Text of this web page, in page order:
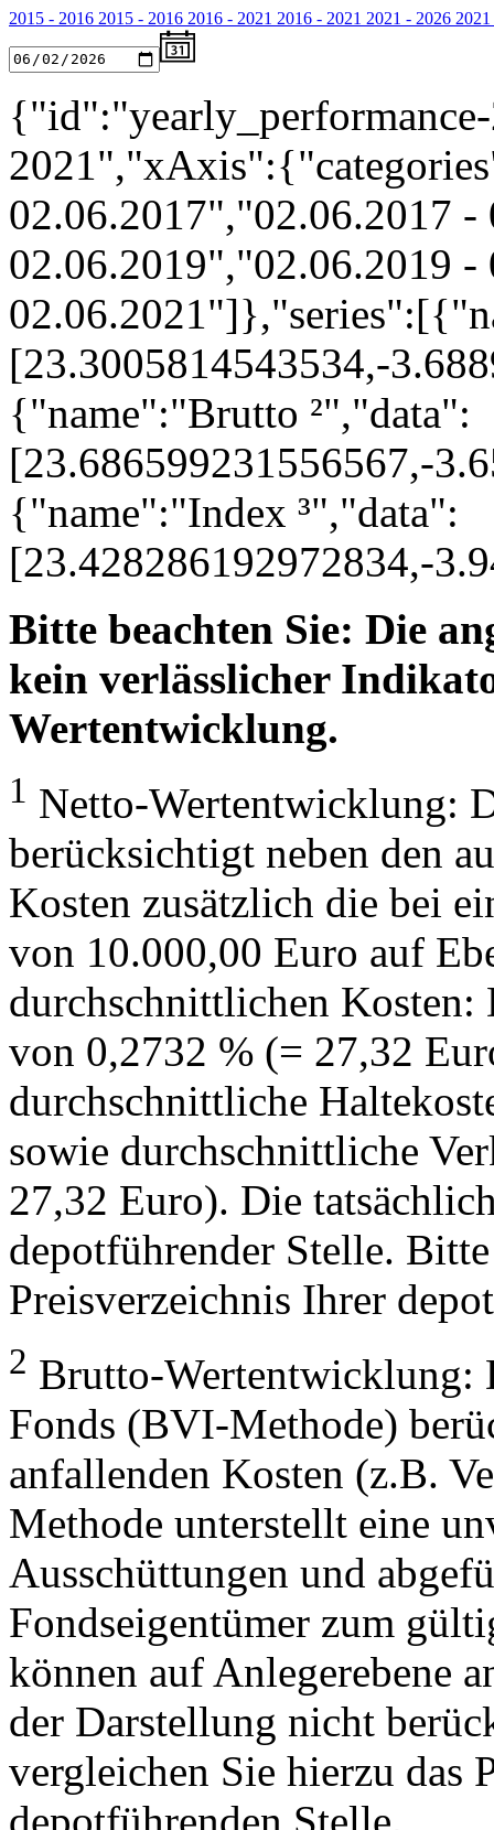
2015 - 2016 2015 - 2016 2016 - 2021 2016 - 2021 2021 - 2026
02.06.2017","02.06.2017
02.06.2019","02.06.2019
[23.3005814543534,-
{"name":"Brutto ²","data":
[23.686599231556567,-
{"name":"Index ³","data":
[23.428286192972834,-
Bitte beachten Sie: Die
kein verlässlicher
Wertentwicklung.
1 Netto-Wertentwicklung:
berücksichtigt neben den
Kosten zusätzlich die bei
von 10.000,00 Euro auf
durchschnittlichen
von 0,2732 % (= 27,32
durchschnittliche
sowie durchschnittliche
27,32 Euro). Die
depotführender Stelle.
Preisverzeichnis Ihrer
2 Brutto-Wertentwicklung:
Fonds (BVI-Methode)
anfallenden Kosten (z.B.
Methode unterstellt eine
Ausschüttungen und
Fondseigentümer zum
können auf Anlegerebene
der Darstellung nicht
vergleichen Sie hierzu das
depotführenden Stelle.